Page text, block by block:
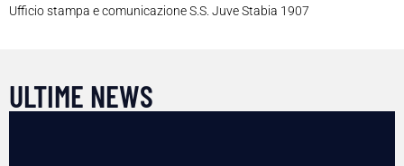
Ufficio stampa e comunicazione S.S. Juve Stabia 1907
ULTIME NEWS